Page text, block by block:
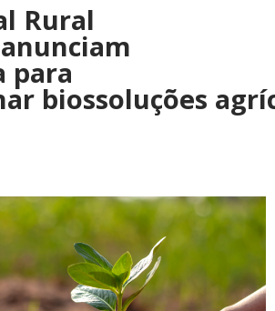
Rural
para
biossoluções